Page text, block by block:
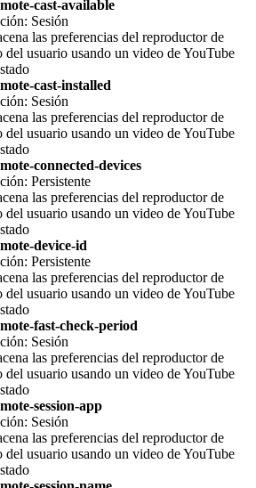
cast-available
Sesión
las preferencias del reproductor de
del usuario usando un video de YouTube
cast-installed
Sesión
las preferencias del reproductor de
del usuario usando un video de YouTube
connected-devices
Persistente
las preferencias del reproductor de
del usuario usando un video de YouTube
device-id
Persistente
las preferencias del reproductor de
del usuario usando un video de YouTube
fast-check-period
Sesión
las preferencias del reproductor de
del usuario usando un video de YouTube
session-app
Sesión
las preferencias del reproductor de
del usuario usando un video de YouTube